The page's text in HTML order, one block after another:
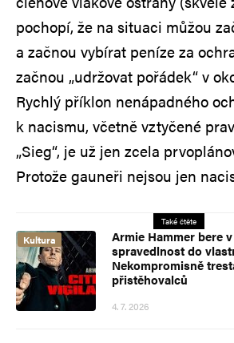
pochopí, že na situaci můžou
a začnou vybírat peníze za
začnou „udržovat pořádek“ v
Rychlý příklon nenápadného
k nacismu, včetně vztyčené
„Sieg“, je už jen zcela
Protože gauneři nejsou jen
Také čtěte
Kultura
Armie Hammer bere
spravedlnost do
Nekompromisně
přistěhovalců
4. 7. 2026